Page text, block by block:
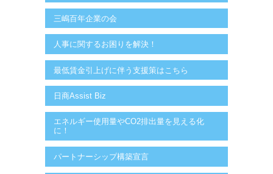
三嶋百年企業の会
人事に関するお困りを解決！
最低賃金引上げに伴う支援策はこちら
日商Assist Biz
エネルギー使用量やCO2排出量を見える化
に！
パートナーシップ構築宣言